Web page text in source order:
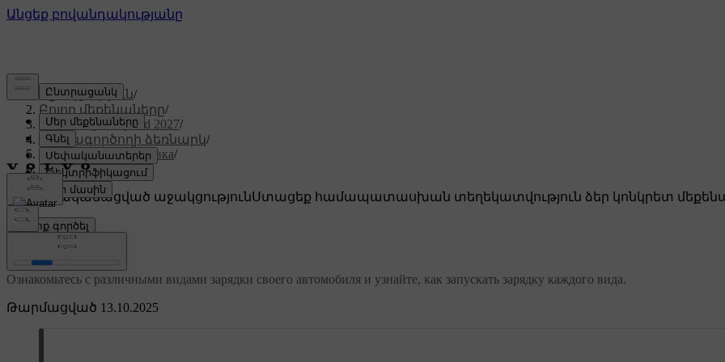
Աջակցություն/
Բոլոր մեքենաները/
XC60 Plug-in Hybrid 2027/
Օգտագործողի ձեռնարկ/
Заправка и дозаправка/
Виды зарядки
Անհատականացված աջակցությունՍտացեք համապատասխան տեղեկատվություն ձեր կոնկրետ
Մուտք գործել
Թարմացված 13.10.2025
Виды зарядки
Ознакомьтесь с различными видами зарядки своего автомобиля и узнайте, как запускать зарядку каждого вида.